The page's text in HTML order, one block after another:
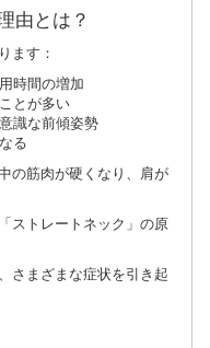
由とは？
ます：
時間の増加
とが多い
識な前傾姿勢
る
の筋肉が硬くなり、肩が
ストレートネック」の原
さまざまな症状を引き起